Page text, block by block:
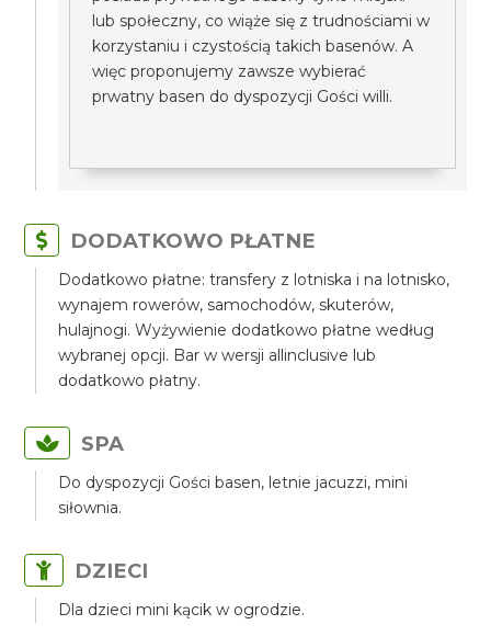
lub społeczny, co wiąże się z trudnościami w
korzystaniu i czystością takich basenów. A
więc proponujemy zawsze wybierać
prwatny basen do dyspozycji Gości willi.
DODATKOWO PŁATNE
Dodatkowo płatne: transfery z lotniska i na lotnisko,
wynajem rowerów, samochodów, skuterów,
hulajnogi. Wyżywienie dodatkowo płatne według
wybranej opcji. Bar w wersji allinclusive lub
dodatkowo płatny.
SPA
Do dyspozycji Gości basen, letnie jacuzzi, mini
siłownia.
DZIECI
Dla dzieci mini kącik w ogrodzie.